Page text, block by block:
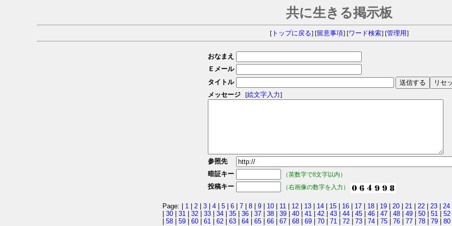
共に生きる掲示板
[トップに戻る] [留意事項] [ワード検索] [管理用]
おなまえ
Ｅメール
タイトル
メッセージ
[絵文字入力]
参照先
暗証キー
（英数字で8文字以内）
投稿キー （右画像の数字を入力）
Page: | 1 2 3 4 5 6 7 8 9 10 11 12 13 14 15 16 17 18 19 20 21 22 23 24
30 31 32 33 34 35 36 37 38 39 40 41 42 43 44 45 46 47 48 49 50 51 52
58 59 60 61 62 63 64 65 66 67 68 69 70 71 72 73 74 75 76 77 78 79 80